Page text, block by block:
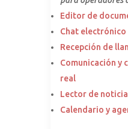
Editor de
Chat electrónico
Recepción de
Comunicación y
real
Lector de
Calendario y